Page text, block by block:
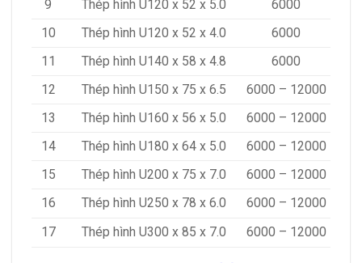
9 Thép hình U120 x 52 x 5.0
6000
10
Thép hình U120 x 52 x 4.0
6000
11
Thép hình U140 x 58 x 4.8
6000
12
Thép hình U150 x 75 x 6.5
6000 – 12000
13
Thép hình U160 x 56 x 5.0
6000 – 12000
14
Thép hình U180 x 64 x 5.0
6000 – 12000
15
Thép hình U200 x 75 x 7.0
6000 – 12000
16
Thép hình U250 x 78 x 6.0
6000 – 12000
17
Thép hình U300 x 85 x 7.0 6000 – 12000